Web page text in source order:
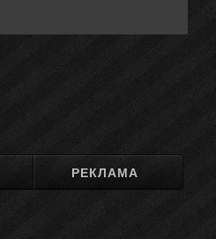
РЕКЛАМА